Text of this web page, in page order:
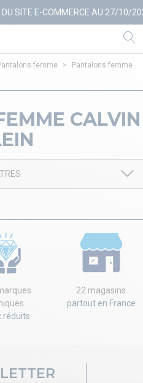
SITE E-COMMERCE AU 27/10/
femme >
Pantalons femme
CALVIN
réduits
22 magasins
partout en France